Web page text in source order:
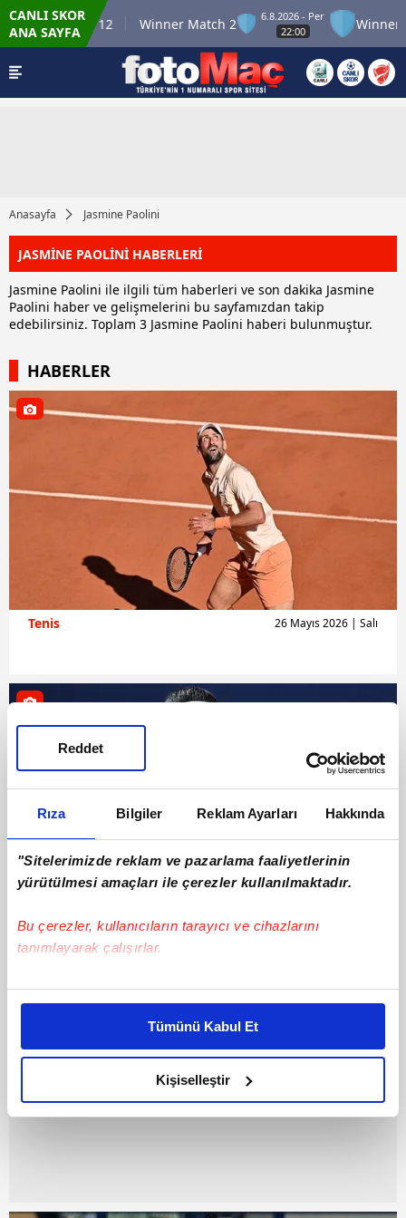
Rıza Bilgiler Reklam Ayarları Hakkında
"Sitelerimizde reklam ve pazarlama faaliyetlerinin
yürütülmesi amaçları ile çerezler kullanılmaktadır.
Bu çerezler, kullanıcıların tarayıcı ve cihazlarını
tanımlayarak çalışırlar.
Bu çerezlere izin vermeniz halinde sizlere özel
daha iyi reklam deneyimi yaşatabiliriz. Bunu yaparken
amacımızın size daha iyi bir reklam deneyimi sunmak
olduğunu ve sizlere en iyi içerikleri sunabilmek adına
elimizden gelen çabayı gösterdiğimizi ve bu noktada,
reklamların maliyetlerimizi karşılamak noktasında tek gelir
takdirde, kullanıcılara hedefli reklamlar
Tümünü Kabul Et
Kişiselleştir
Reddet
CANLI SKOR
ANA SAYFA
Match 12 Winner Match 2
6.8.2026 - Per
22:00
Winner
Anasayfa Jasmine Paolini
JASMİNE PAOLİNİ HABERLERİ
Jasmine Paolini ile ilgili tüm haberleri ve son dakika Jasmine
Paolini haber ve gelişmelerini bu sayfamızdan takip
edebilirsiniz. Toplam 3 Jasmine Paolini haberi bulunmuştur.
HABERLER
Tenis 26 Mayıs 2026 | Salı